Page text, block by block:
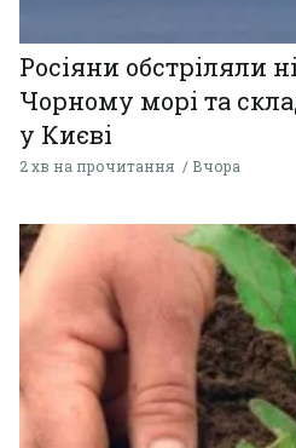
Росіяни обстріляли
Чорному морі та
у Києві
2 хв на прочитання Вчора